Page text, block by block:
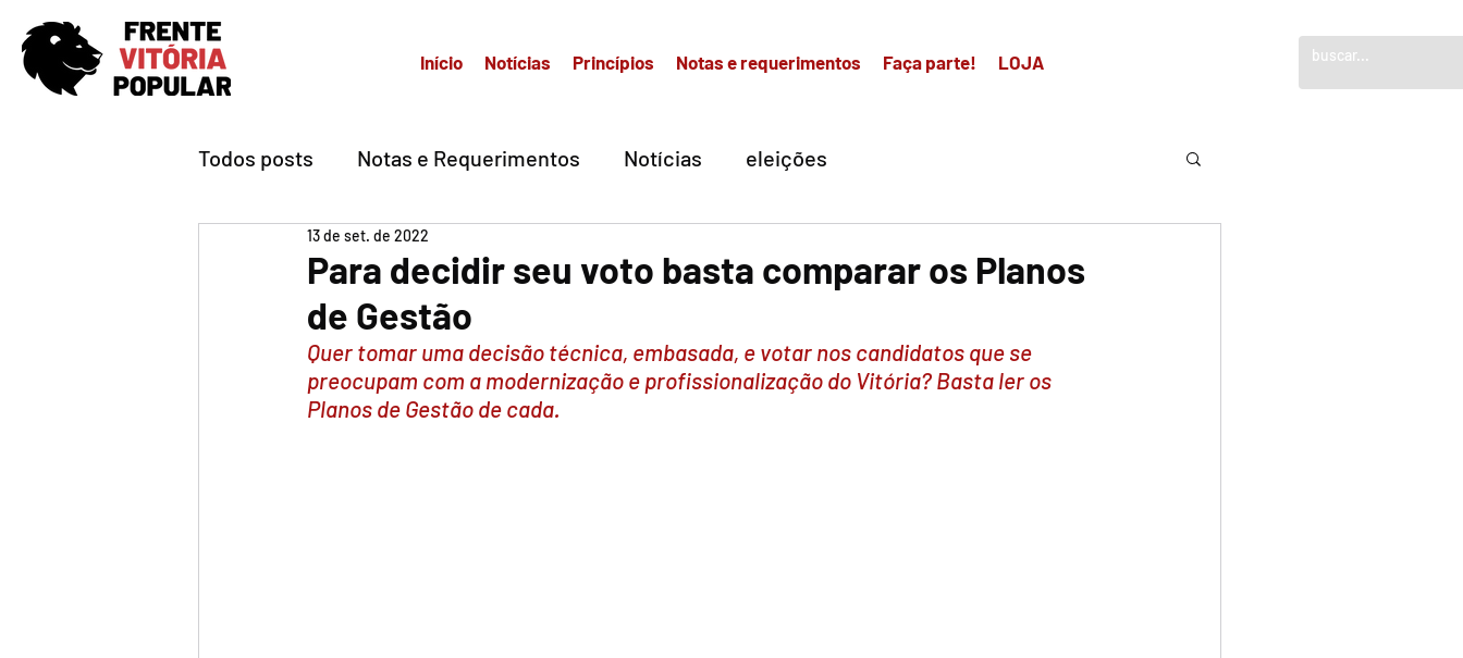
Início Notícias Princípios Notas e requerimentos Faça parte! LOJA
Todos posts Notas e Requerimentos Notícias eleições
Para decidir seu voto basta comparar os Planos
de Gestão
13 de set. de 2022
Quer tomar uma decisão técnica, embasada, e votar nos candidatos que se
preocupam com a modernização e profissionalização do Vitória? Basta ler os
Planos de Gestão de cada.